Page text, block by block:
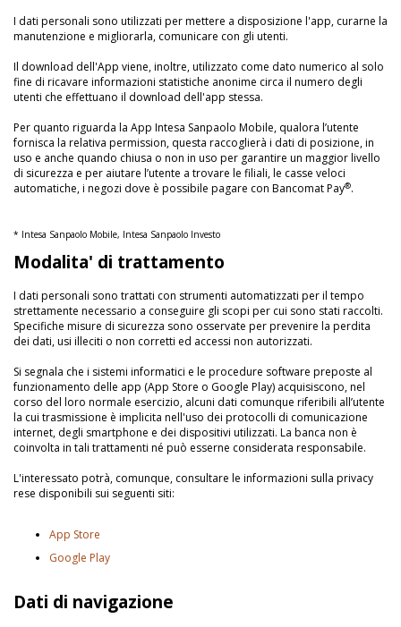
I dati personali sono utilizzati per mettere a disposizione l'app, curarne la
manutenzione e migliorarla, comunicare con gli utenti.
Il download dell'App viene, inoltre, utilizzato come dato numerico al solo
fine di ricavare informazioni statistiche anonime circa il numero degli
utenti che effettuano il download dell'app stessa.
Per quanto riguarda la App Intesa Sanpaolo Mobile, qualora l’utente
fornisca la relativa permission, questa raccoglierà i dati di posizione, in
uso e anche quando chiusa o non in uso per garantire un maggior livello
di sicurezza e per aiutare l’utente a trovare le filiali, le casse veloci
automatiche, i negozi dove è possibile pagare con Bancomat Pay®.
* Intesa Sanpaolo Mobile, Intesa Sanpaolo Investo
Modalita' di trattamento
I dati personali sono trattati con strumenti automatizzati per il tempo
strettamente necessario a conseguire gli scopi per cui sono stati raccolti.
Specifiche misure di sicurezza sono osservate per prevenire la perdita
dei dati, usi illeciti o non corretti ed accessi non autorizzati.
Si segnala che i sistemi informatici e le procedure software preposte al
funzionamento delle app (App Store o Google Play) acquisiscono, nel
corso del loro normale esercizio, alcuni dati comunque riferibili all’utente
la cui trasmissione è implicita nell'uso dei protocolli di comunicazione
internet, degli smartphone e dei dispositivi utilizzati. La banca non è
coinvolta in tali trattamenti né può esserne considerata responsabile.
L'interessato potrà, comunque, consultare le informazioni sulla privacy
rese disponibili sui seguenti siti:
App Store
Google Play
Dati di navigazione